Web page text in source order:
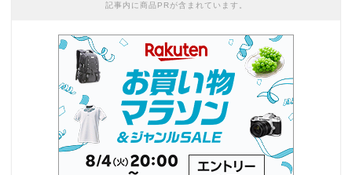
記事内に商品PRが含まれています。